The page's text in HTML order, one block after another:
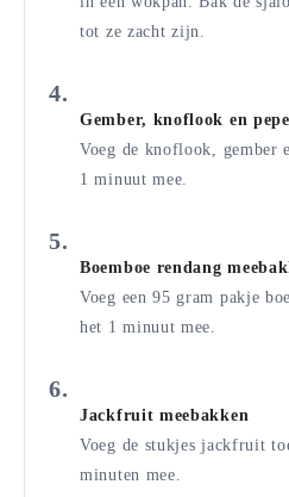
tot ze zacht zijn.
Gember, knoflook en
Voeg de knoflook, gember
1 minuut mee.
Boemboe rendang
Voeg een 95 gram pakje
het 1 minuut mee.
Jackfruit meebakken
Voeg de stukjes jackfruit
minuten mee.